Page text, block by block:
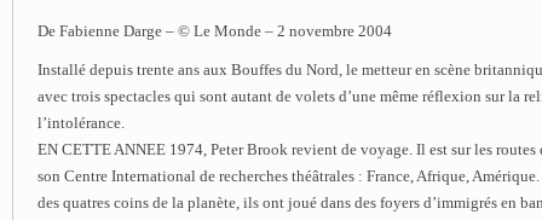
De Fabienne Darge – © Le Monde – 2 novembre 2004
Installé depuis trente ans aux Bouffes du Nord, le metteur en scène
avec trois spectacles qui sont autant de volets d’une même réflexion sur la
l’intolérance.
EN CETTE ANNEE 1974, Peter Brook revient de voyage. Il est sur les routes
son Centre International de recherches théâtrales : France, Afrique, Amérique.
des quatres coins de la planète, ils ont joué dans des foyers d’immigrés en